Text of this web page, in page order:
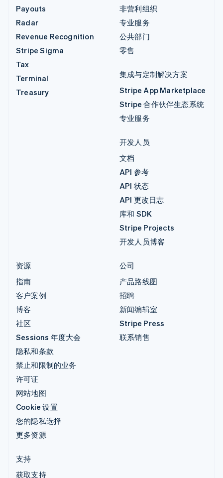
Payouts
Radar
Revenue Recognition
Stripe Sigma
Tax
Terminal
Treasury
非营利组织
专业服务
公共部门
零售
集成与定制解决方案
Stripe App Marketplace
Stripe 合作伙伴生态系统
专业服务
开发人员
文档
API 参考
API 状态
API 更改日志
库和 SDK
Stripe Projects
开发人员博客
资源
指南
客户案例
博客
社区
Sessions 年度大会
隐私和条款
禁止和限制的业务
许可证
网站地图
Cookie 设置
您的隐私选择
更多资源
公司
产品路线图
招聘
新闻编辑室
Stripe Press
联系销售
支持
获取支持